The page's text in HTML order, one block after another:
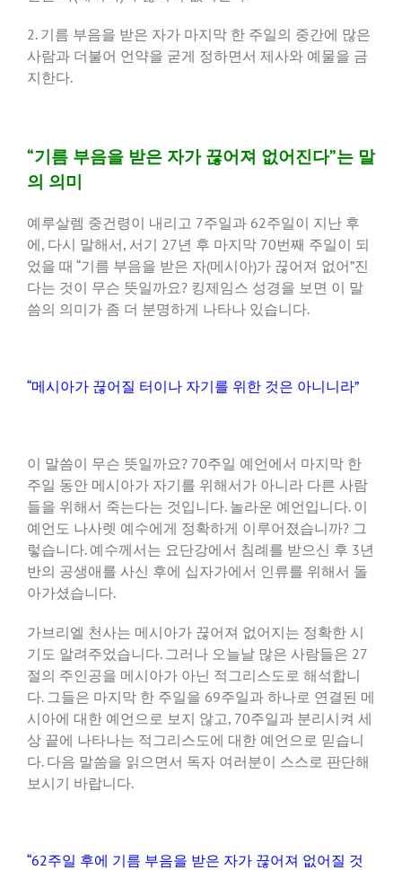
2. 기름 부음을 받은 자가 마지막 한 주일의 중간에 많은
사람과 더불어 언약을 굳게 정하면서 제사와 예물을 금
지한다.
“기름 부음을 받은 자가 끊어져 없어진다”는 말
의 의미
예루살렘 중건령이 내리고 7주일과 62주일이 지난 후
에, 다시 말해서, 서기 27년 후 마지막 70번째 주일이 되
었을 때 “기름 부음을 받은 자(메시아)가 끊어져 없어”진
다는 것이 무슨 뜻일까요? 킹제임스 성경을 보면 이 말
씀의 의미가 좀 더 분명하게 나타나 있습니다.
“메시아가 끊어질 터이나 자기를 위한 것은 아니니라”
이 말씀이 무슨 뜻일까요? 70주일 예언에서 마지막 한
주일 동안 메시아가 자기를 위해서가 아니라 다른 사람
들을 위해서 죽는다는 것입니다. 놀라운 예언입니다. 이
예언도 나사렛 예수에게 정확하게 이루어졌습니까? 그
렇습니다. 예수께서는 요단강에서 침례를 받으신 후 3년
반의 공생애를 사신 후에 십자가에서 인류를 위해서 돌
아가셨습니다.
가브리엘 천사는 메시아가 끊어져 없어지는 정확한 시
기도 알려주었습니다. 그러나 오늘날 많은 사람들은 27
절의 주인공을 메시아가 아닌 적그리스도로 해석합니
다. 그들은 마지막 한 주일을 69주일과 하나로 연결된 메
시아에 대한 예언으로 보지 않고, 70주일과 분리시켜 세
상 끝에 나타나는 적그리스도에 대한 예언으로 믿습니
다. 다음 말씀을 읽으면서 독자 여러분이 스스로 판단해
보시기 바랍니다.
“62주일 후에 기름 부음을 받은 자가 끊어져 없어질 것